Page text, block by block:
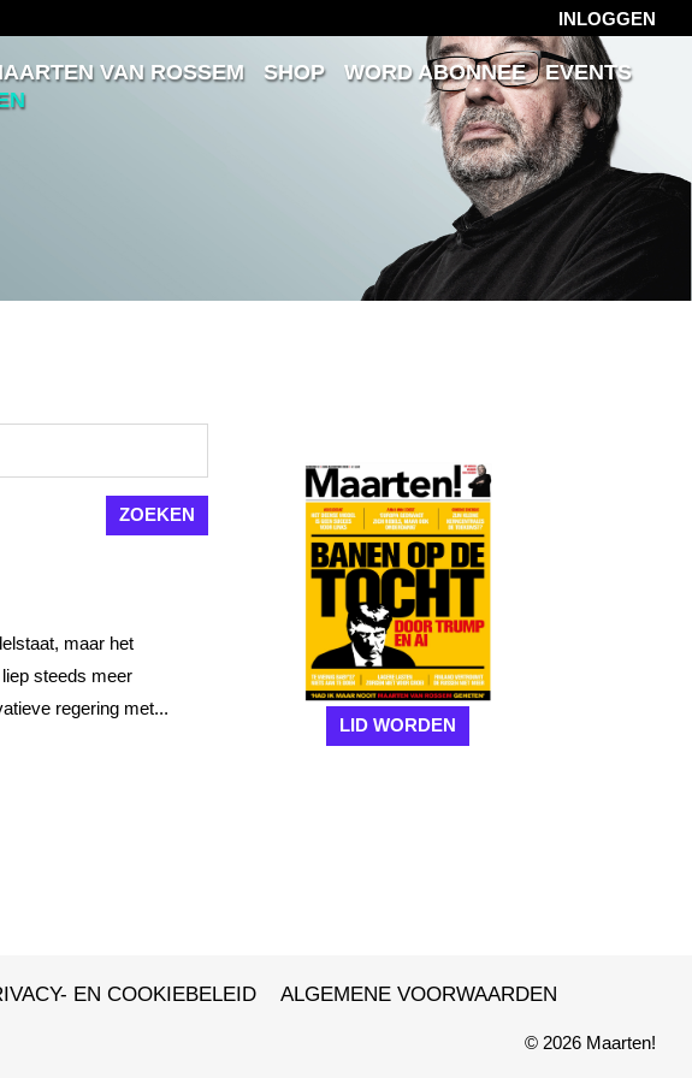
INLOGGEN
VAN ROSSEM SHOP WORD ABONNEE
EVENTS
maar het
steeds meer
regering met...
LID WORDEN
EN COOKIEBELEID ALGEMENE VOORWAARDEN
© 2026 Maarten!